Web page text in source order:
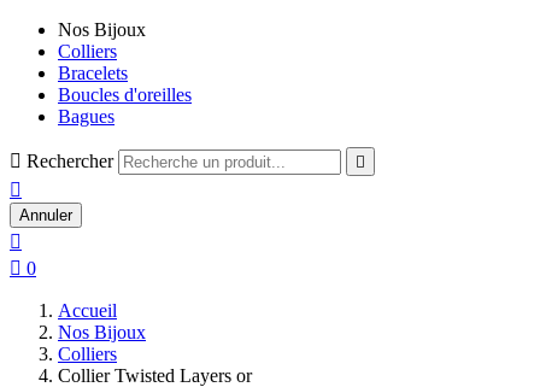
Nos Bijoux
Colliers
Bracelets
Boucles d'oreilles
Bagues
 Rechercher 

Annuler

 0
Accueil
Nos Bijoux
Colliers
Collier Twisted Layers or